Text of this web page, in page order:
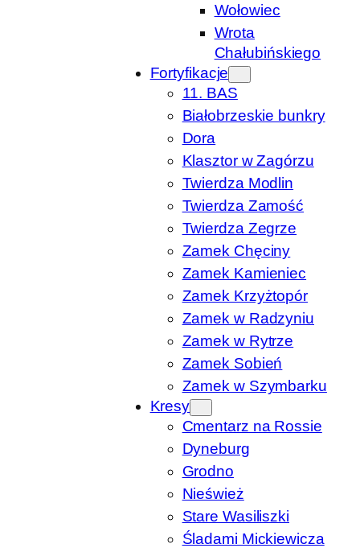
Wołowiec
Wrota
Chałubińskiego
Fortyfikacje
11. BAS
Białobrzeskie bunkry
Dora
Klasztor w Zagórzu
Twierdza Modlin
Twierdza Zamość
Twierdza Zegrze
Zamek Chęciny
Zamek Kamieniec
Zamek Krzyżtopór
Zamek w Radzyniu
Zamek w Rytrze
Zamek Sobień
Zamek w Szymbarku
Kresy
Cmentarz na Rossie
Dyneburg
Grodno
Nieśwież
Stare Wasiliszki
Śladami Mickiewicza